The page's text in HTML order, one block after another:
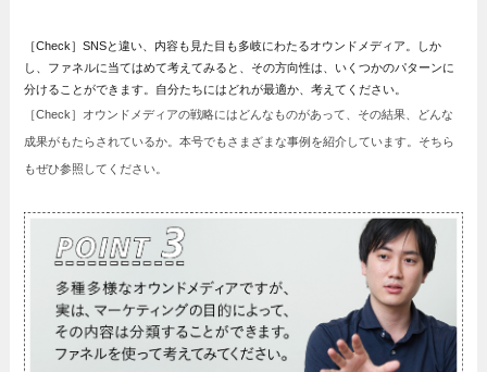
［Check］SNSと違い、内容も見た目も多岐にわたるオウンドメディア。しか
し、ファネルに当てはめて考えてみると、その方向性は、いくつかのパターンに
分けることができます。自分たちにはどれが最適か、考えてください。
［Check］オウンドメディアの戦略にはどんなものがあって、その結果、どんな
成果がもたらされているか。本号でもさまざまな事例を紹介しています。そちら
もぜひ参照してください。